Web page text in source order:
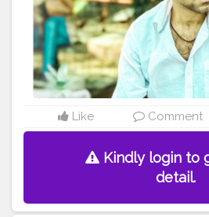
#SOFTWAREENGINEER
#MOHIUDDINNAGAR #BIHAR
Like Comment
Kindly login to
detail.